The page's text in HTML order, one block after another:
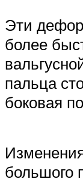
Эти
более
пальца
боковая
большого